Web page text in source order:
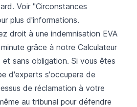
Voir "Circonstances
plus d'informations.
droit à une indemnisation EVA
grâce à notre Calculateur
et sans obligation. Si vous êtes
d'experts s'occupera de
de réclamation à votre
au tribunal pour défendre